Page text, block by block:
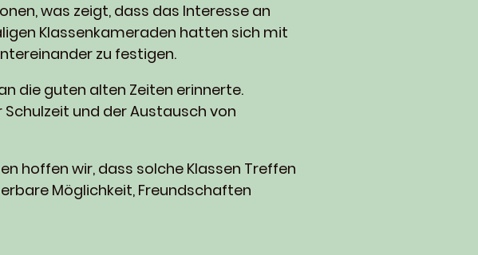
was zeigt, dass das Interesse an
Klassenkameraden hatten sich mit
zu festigen.
die guten alten Zeiten erinnerte.
und der Austausch von
hoffen wir, dass solche Klassen Treffen
Möglichkeit, Freundschaften